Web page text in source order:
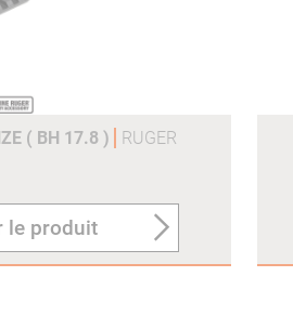
( BH 17.8 ) RUGER
le produit